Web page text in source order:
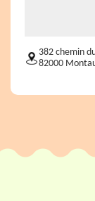
382 chemin
82000